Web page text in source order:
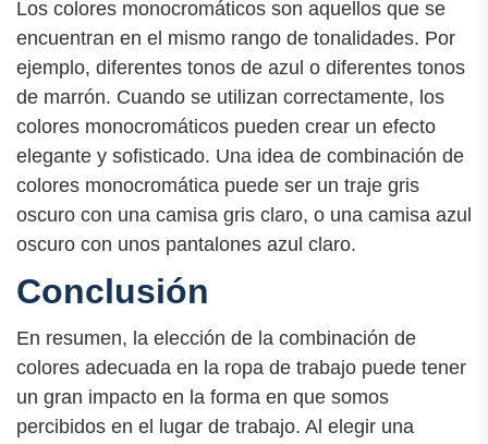
Los colores monocromáticos son aquellos que se
encuentran en el mismo rango de tonalidades. Por
ejemplo, diferentes tonos de azul o diferentes tonos
de marrón. Cuando se utilizan correctamente, los
colores monocromáticos pueden crear un efecto
elegante y sofisticado. Una idea de combinación de
colores monocromática puede ser un traje gris
oscuro con una camisa gris claro, o una camisa azul
oscuro con unos pantalones azul claro.
Conclusión
En resumen, la elección de la combinación de
colores adecuada en la ropa de trabajo puede tener
un gran impacto en la forma en que somos
percibidos en el lugar de trabajo. Al elegir una